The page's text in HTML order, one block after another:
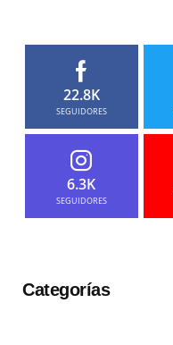
22.8K
SEGUIDORES
6.3K
SEGUIDORES
Categorías